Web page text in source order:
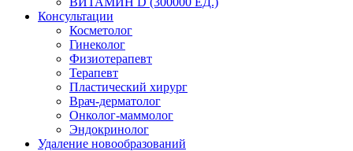
Консультации
Косметолог
Гинеколог
Физиотерапевт
Терапевт
Пластический хирург
Врач-дерматолог
Онколог-маммолог
Эндокринолог
Удаление новообразований